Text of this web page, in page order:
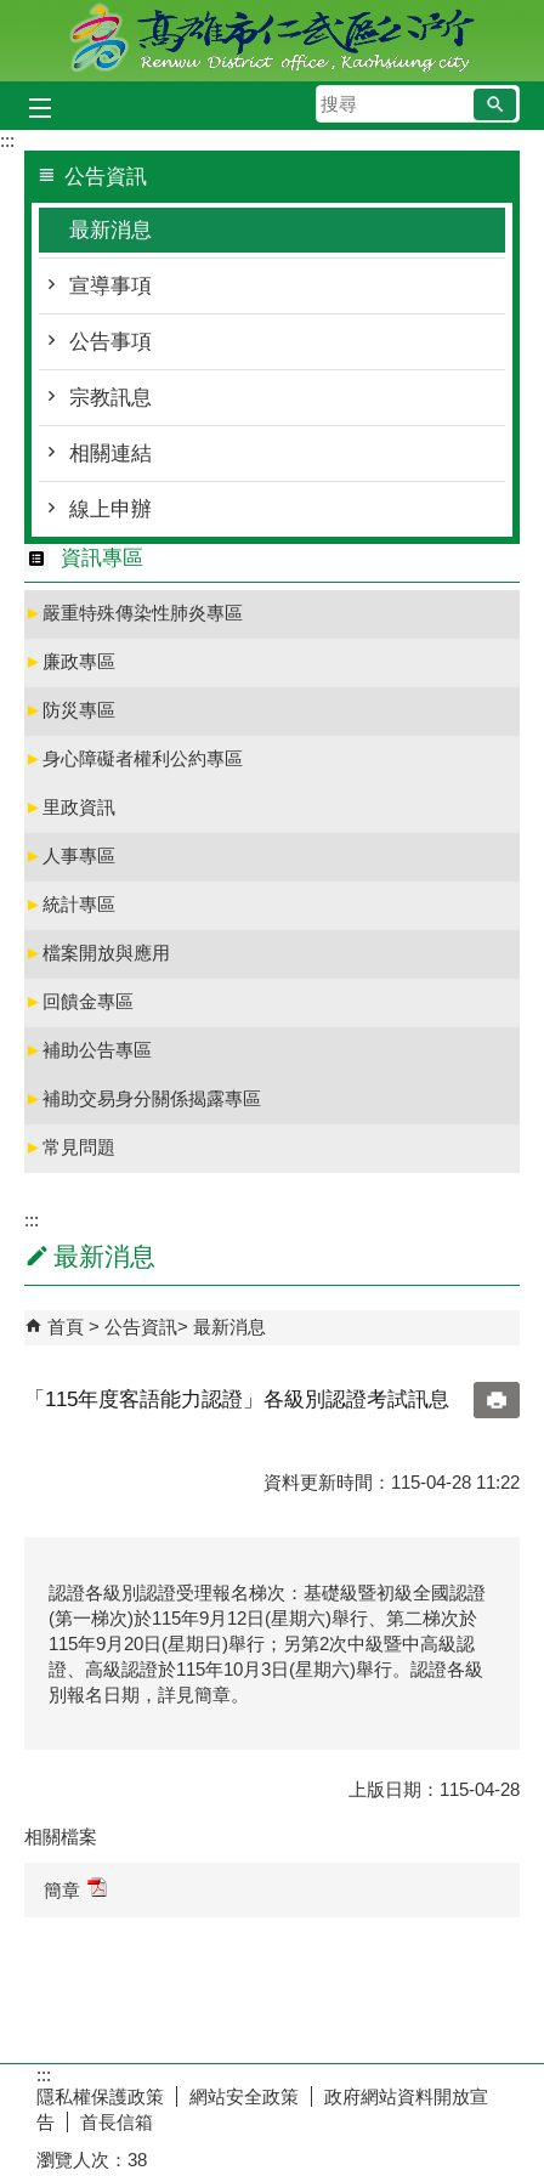
跳到主要內容區塊
搜
尋
:::
公告資訊
最新消息
宣導事項
公告事項
宗教訊息
相關連結
線上申辦
資訊專區
► 嚴重特殊傳染性肺炎專區
► 廉政專區
► 防災專區
►身心障礙者權利公約專區
► 里政資訊
► 人事專區
►統計專區
►檔案開放與應用
► 回饋金專區
►補助公告專區
►補助交易身分關係揭露專區
►常見問題
:::
最新消息
首頁 公告資訊 最新消息
「115年度客語能力認證」各級別認證考試訊息
資料更新時間：115-04-28 11:22
認證各級別認證受理報名梯次：基礎級暨初級全國認證
(第一梯次)於115年9月12日(星期六)舉行、第二梯次於
115年9月20日(星期日)舉行；另第2次中級暨中高級認
證、高級認證於115年10月3日(星期六)舉行。認證各級
別報名日期，詳見簡章。
上版日期：115-04-28
相關檔案
簡章
:::
隱私權保護政策
網站安全政策
政府網站資料開放宣
告
首長信箱
瀏覽人次： 38